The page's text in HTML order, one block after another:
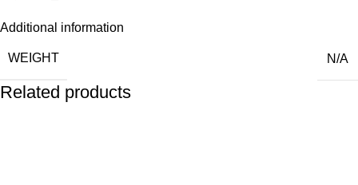
Additional information
WEIGHT N/A
Related products